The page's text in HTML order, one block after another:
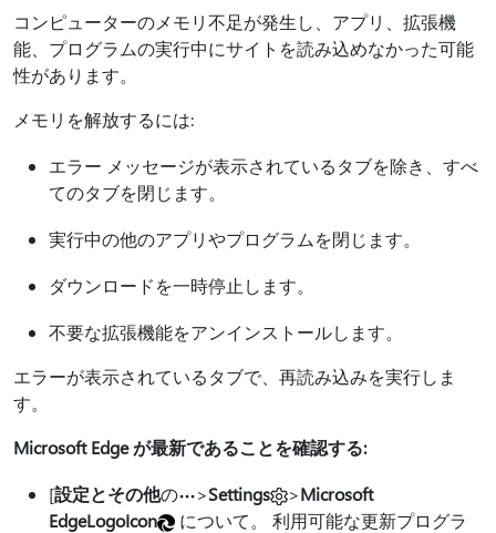
コンピューターのメモリ不足が発生し、アプリ、拡張機
能、プログラムの実行中にサイトを読み込めなかった可能
性があります。
メモリを解放するには:
エラー メッセージが表示されているタブを除き、すべ
てのタブを閉じます。
実行中の他のアプリやプログラムを閉じます。
ダウンロードを一時停止します。
不要な拡張機能をアンインストールします。
エラーが表示されているタブで、再読み込みを実行しま
す。
Microsoft Edge が最新であることを確認する:
[設定とその他の >Settings >Microsoft
EdgeLogoIcon
について。 利用可能な更新プログラ